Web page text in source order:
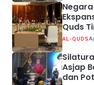
Quds
AL-QUDS
Asjap
dan